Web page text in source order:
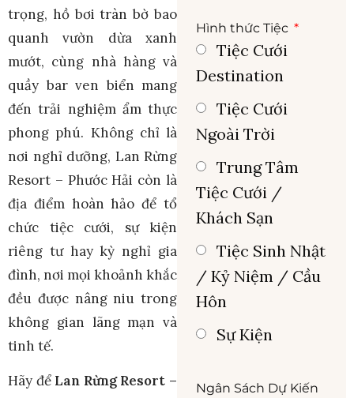
trọng, hồ bơi tràn bờ bao
quanh vườn dừa xanh
mướt, cùng nhà hàng và
quầy bar ven biển mang
đến trải nghiệm ẩm thực
phong phú. Không chỉ là
nơi nghỉ dưỡng, Lan Rừng
Resort – Phước Hải còn là
địa điểm hoàn hảo để tổ
chức tiệc cưới, sự kiện
riêng tư hay kỳ nghỉ gia
đình, nơi mọi khoảnh khắc
đều được nâng niu trong
không gian lãng mạn và
tinh tế.
Hãy để Lan Rừng Resort –
Hình thức Tiệc
Tiệc Cưới
Destination
Tiệc Cưới
Ngoài Trời
Trung Tâm
Tiệc Cưới /
Khách Sạn
Tiệc Sinh Nhật
/ Kỷ Niệm / Cầu
Hôn
Sự Kiện
Ngân Sách Dự Kiến